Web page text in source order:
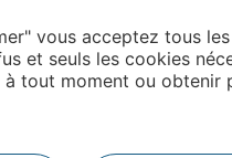
vous acceptez tous
et seuls les cookies
tout moment ou